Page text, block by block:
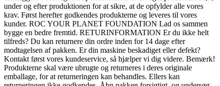
under og efter produktionen for at sikre, at de opfylder alle vores
krav. Først herefter godkendes produkterne og leveres til vores
kunder. ROC YOUR PLANET FOUNDATION Lad os sammen
bygge en bedre fremtid. RETURINFORMATION Er du ikke helt
tilfreds? Du kan returnere din ordre inden for 14 dage efter
modtagelsen af pakken. Er din maskine beskadiget eller defekt?
Kontakt først vores kundeservice, så hjælper vi dig videre. Bemærk!
Produkterne skal være ubrugte og returneres i deres originale
emballage, for at returneringen kan behandles. Ellers kan